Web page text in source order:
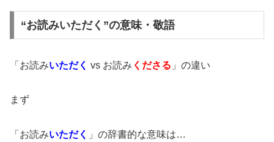
“お読みいただく”の意味・敬語
「お読みいただく vs お読み くださる 」の違い
まず
「お読みいただく 」の辞書的な意味は…